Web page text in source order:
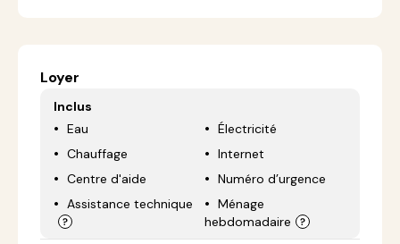
Loyer
Inclus
Eau
Électricité
Chauffage
Internet
Centre d'aide
Numéro d’urgence
Assistance technique
Ménage
hebdomadaire